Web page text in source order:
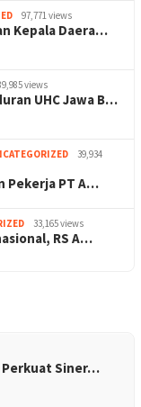
97,771 views
Kepala Daera…
views
UHC Jawa B…
39,934
Pekerja PT A…
33,165 views
RS A…
Perkuat Siner…